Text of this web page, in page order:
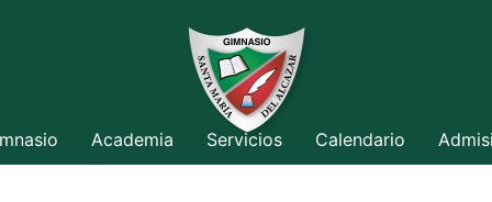
Academia Servicios Calendario